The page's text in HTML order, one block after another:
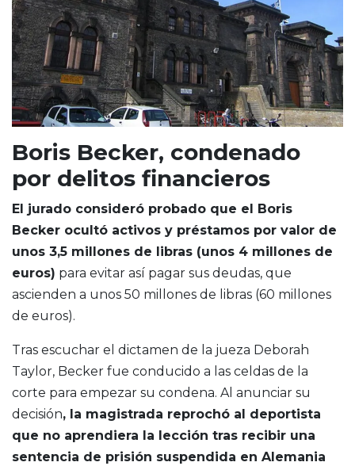
Boris Becker, condenado
por delitos financieros
El jurado consideró probado que el Boris
Becker ocultó activos y préstamos por valor de
unos 3,5 millones de libras (unos 4 millones de
euros) para evitar así pagar sus deudas, que
ascienden a unos 50 millones de libras (60 millones
de euros).
Tras escuchar el dictamen de la jueza Deborah
Taylor, Becker fue conducido a las celdas de la
corte para empezar su condena. Al anunciar su
decisión, la magistrada reprochó al deportista
que no aprendiera la lección tras recibir una
sentencia de prisión suspendida en Alemania